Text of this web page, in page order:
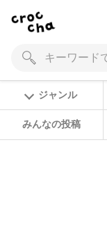
ジャンル
みんなの投稿